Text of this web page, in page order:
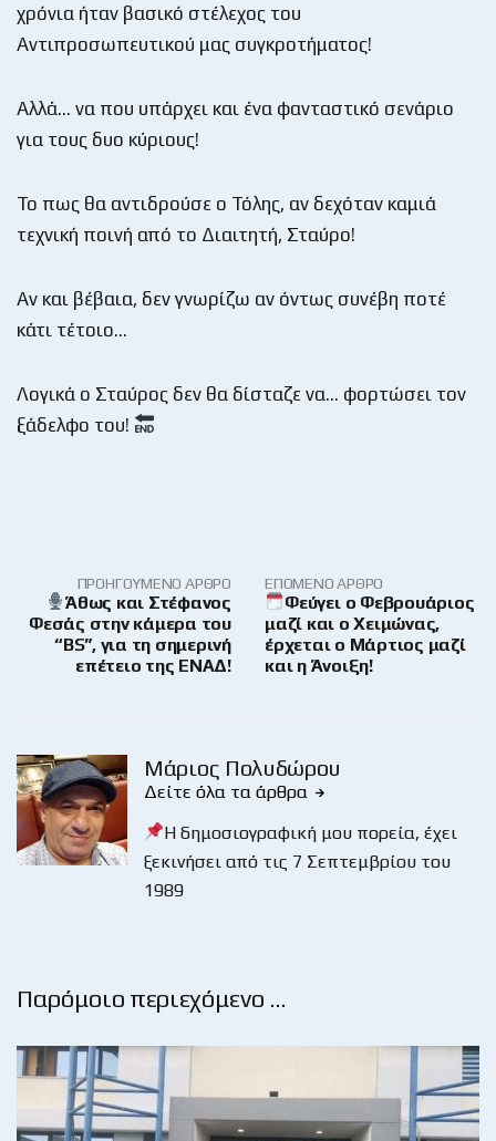
χρόνια ήταν βασικό στέλεχος του
Αντιπροσωπευτικού μας συγκροτήματος!
Αλλά… να που υπάρχει και ένα φανταστικό σενάριο
για τους δυο κύριους!
Το πως θα αντιδρούσε ο Τόλης, αν δεχόταν καμιά
τεχνική ποινή από το Διαιτητή, Σταύρο!
Αν και βέβαια, δεν γνωρίζω αν όντως συνέβη ποτέ
κάτι τέτοιο…
Λογικά ο Σταύρος δεν θα δίσταζε να… φορτώσει τον
ξάδελφο του!
ΠΡΟΗΓΟΎΜΕΝΟ ΆΡΘΡΟ
Άθως και Στέφανος
Φεσάς στην κάμερα του
“BS”, για τη σημερινή
επέτειο της ΕΝΑΔ!
ΕΠΌΜΕΝΟ ΆΡΘΡΟ
Φεύγει ο Φεβρουάριος
μαζί και ο Χειμώνας,
έρχεται ο Μάρτιος μαζί
και η Άνοιξη!
Μάριος Πολυδώρου
Δείτε όλα τα άρθρα
Η δημοσιογραφική μου πορεία, έχει
ξεκινήσει από τις 7 Σεπτεμβρίου του
1989
Παρόμοιο περιεχόμενο …